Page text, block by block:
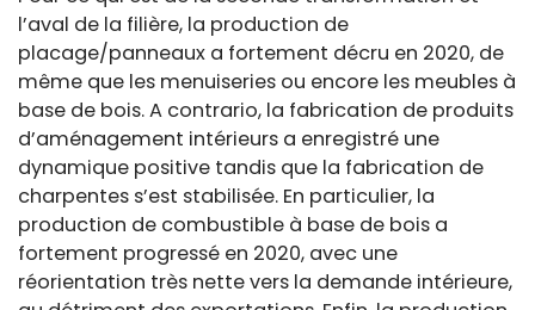
l’aval de la filière, la production de
placage/panneaux a fortement décru en 2020, de
même que les menuiseries ou encore les meubles à
base de bois. A contrario, la fabrication de produits
d’aménagement intérieurs a enregistré une
dynamique positive tandis que la fabrication de
charpentes s’est stabilisée. En particulier, la
production de combustible à base de bois a
fortement progressé en 2020, avec une
réorientation très nette vers la demande intérieure,